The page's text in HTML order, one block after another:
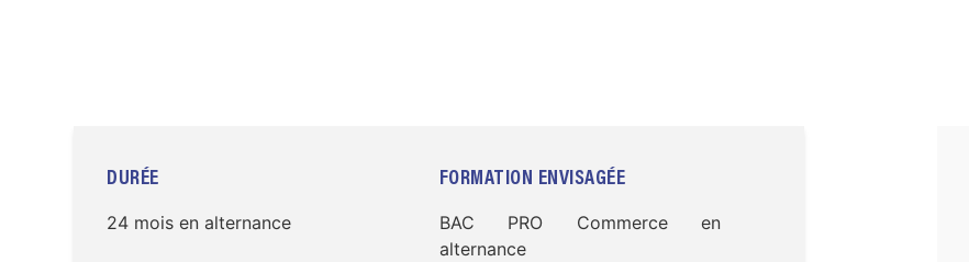
DURÉE
24 mois en alternance
FORMATION ENVISAGÉE
BAC PRO Commerce en
alternance